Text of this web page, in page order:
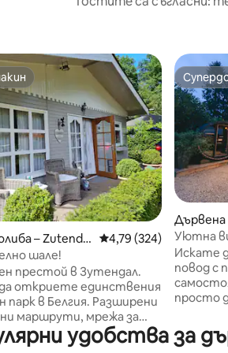
– Zutenda
Средна оценка: 4,79
4,79 (324)
шале!
престой в Зутендал.
откриете единствения
парк в Белгия. Разширени
маршрути, мрежа за
маршрути
боси крака). Централно
Дървена
Уютна
Искате
повод с
просто
тази
удобства за